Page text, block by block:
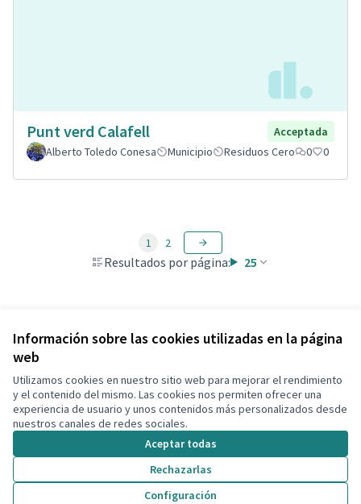
Información sobre las cookies utilizadas en la página
web
Utilizamos cookies en nuestro sitio web para mejorar el rendimiento
y el contenido del mismo. Las cookies nos permiten ofrecer una
experiencia de usuario y unos contenidos más personalizados desde
nuestros canales de redes sociales.
Aceptar todas
Rechazarlas
Configuración
Punt verd Calafell
Acceptada
Alberto Toledo Conesa
Municipio Residuos Cero 0 0
Resultados por página: 25
1 2
Ver todas las propuestas retiradas
Términos y condiciones de uso
Configuración de cookies
Decidim Calafell en X
(Enlace externo)
Decidim Calafell en Facebook
Decidim Calafell en YouTube
Decidim Calafell en GitHub
(Enlace externo)
Con licencia
(Enlace